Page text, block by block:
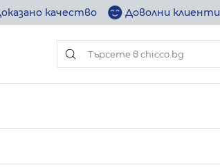
качество Доволни клиенти
Търсене в целия магазин...